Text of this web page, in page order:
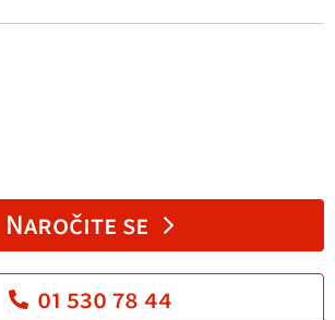
Naročite se
01 530 78 44